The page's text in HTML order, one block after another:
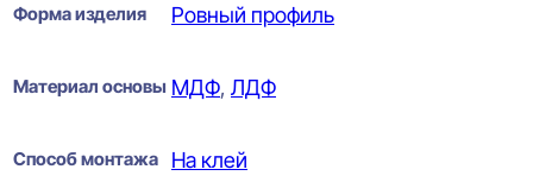
Форма изделия Ровный профиль
Материал основы МДФ, ЛДФ
Способ монтажа На клей